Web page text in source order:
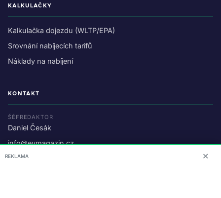
KALKULAČKY
Kalkulačka dojezdu (WLTP/EPA)
Srovnání nabíjecích tarifů
Náklady na nabíjení
KONTAKT
ŠÉFREDAKTOR
Daniel Česák
info@evmagazin.cz
O nás
REKLAMA ✕